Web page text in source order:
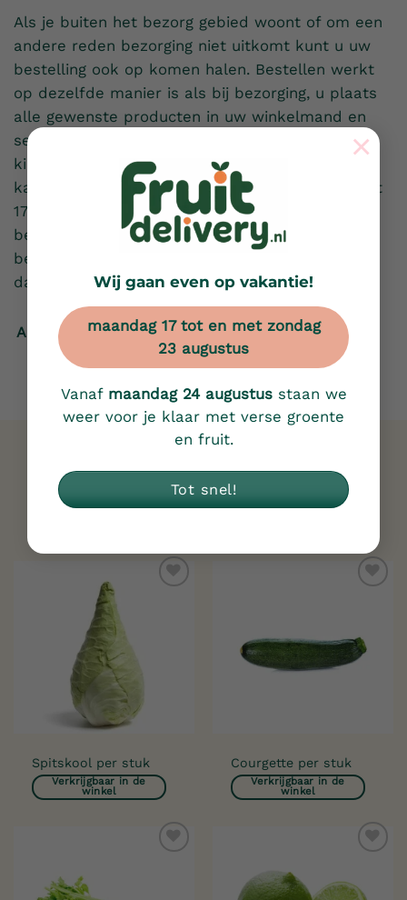
Wij gaan even op vakantie!
maandag 17 tot en met zondag
23 augustus
Vanaf maandag 24 augustusstaan we
weer voor je klaar met verse groente
en fruit.
Tot snel!
×
Als je buiten het bezorg gebied woont of om een
andere reden bezorging niet uitkomt kunt u uw
bestelling ook op komen halen. Bestellen werkt
op dezelfde manier is als bij bezorging, u plaats
alle gewenste producten in uw winkelmand en
selecteert ‘ophalen’ in plaats van ‘bezorgen’. U
kiest wanneer u uw bestelling op wilt halen, dit
kan van dinsdag tot en met vrijdag van 09:00 tot
17:00 uur. U kunt bij het plaatsen van uw
bestelling via iDeal betalen of wanneer u uw
bestelling op komt halen contant betalen. Tot
dan!
Afspraak maken
Gerelateerde producten
Spitskool per stuk
Verkrijgbaar in de
winkel
Courgette per stuk
Verkrijgbaar in de
winkel
aan
verlanglijst